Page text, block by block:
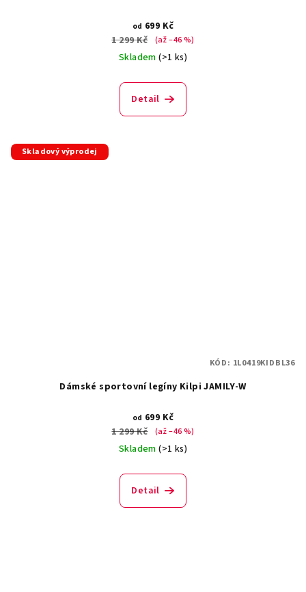
od 699 Kč
1 299 Kč
(až –46 %)
Skladem(>1 ks)
Detail
Skladový výprodej
Dámské sportovní legíny Kilpi JAMILY-W
od 699 Kč
1 299 Kč
(až –46 %)
Skladem(>1 ks)
Detail
KÓD: 1L0419KIDBL36